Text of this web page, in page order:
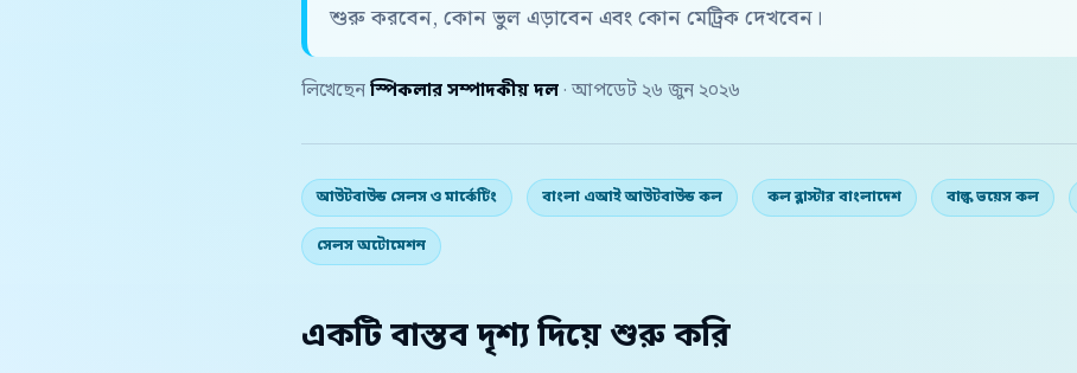
শুরু করবেন, কোন ভুল এড়াবেন এবং কোন মেট্রিক দেখবেন।
লিখেছেন স্পিকলার সম্পাদকীয় দল · আপডেট ২৬ জুন ২০২৬
আউটবাউন্ড সেলস ও মার্কেটিং বাংলা এআই আউটবাউন্ড কল কল ব্লাস্টার বাংলাদেশ বাল্ক ভয়েস কল
সেলস অটোমেশন
একটি বাস্তব দৃশ্য দিয়ে শুরু করি